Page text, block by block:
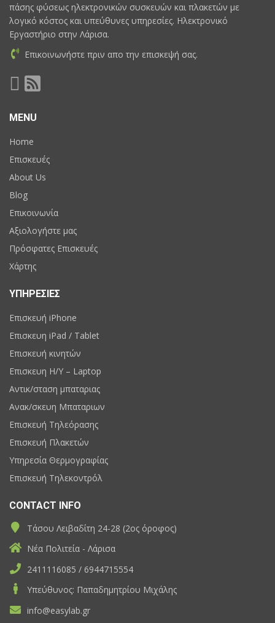
πάσης φύσεως ηλεκτρονικών συσκευών και πλακετών με
λογικό κόστος και υπεύθυνες υπηρεσίες. Ηλεκτρονικό
Εργαστήριο στην Λάρισα.
Επικοινωνήστε πριν απο την επισκεψή σας.
MENU
Home
Επισκευές
About Us
Blog
Επικοινωνία
Αξιολογήστε μας
Πρόσφατες Επισκευές
Χάρτης
ΥΠΗΡΕΣΙΕΣ
Επισκευή iPhone
Επισκευη iPad / Tablet
Επισκευή κινητών
Επισκευη H/Y – Laptop
Αντικ/σταση μπαταριας
Ανακ/σκευη Μπαταριων
Επισκευή Τηλεόρασης
Επισκευή Πλακετών
Υπηρεσία Θερμογραφίας
Επισκευή Τηλεκοντρόλ
CONTACT INFO
Τάσου Λειβαδίτη 24-28 (2ος όροφος)
Νέα Πολιτεία - Λάρισα
2411116085 / 6944715554
Υπεύθυνος: Παπαδημητρίου Μιχάλης
info@easylab.gr